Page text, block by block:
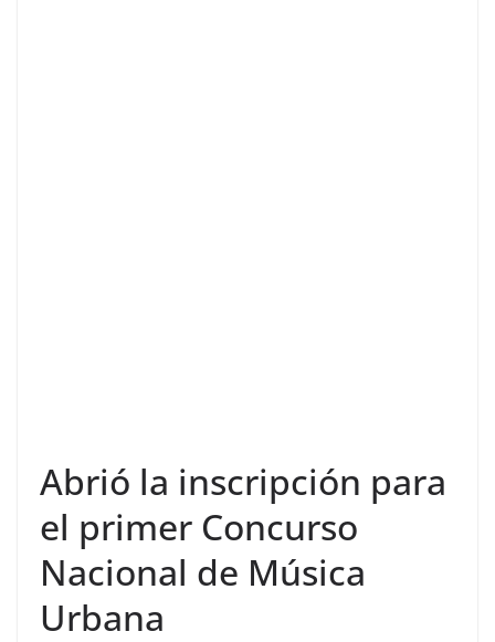
Abrió la inscripción para
el primer Concurso
Nacional de Música
Urbana